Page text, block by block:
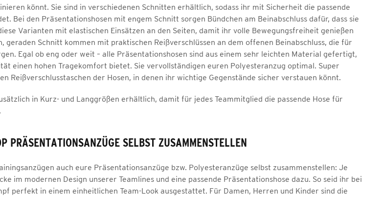
könnt. Sie sind in verschiedenen Schnitten erhältlich, sodass ihr mit Sicherheit die passende
Bei den Präsentationshosen mit engem Schnitt sorgen Bündchen am Beinabschluss dafür, dass sie
Varianten mit elastischen Einsätzen an den Seiten, damit ihr volle Bewegungsfreiheit genießen
geraden Schnitt kommen mit praktischen Reißverschlüssen an dem offenen Beinabschluss, die für
Egal ob eng oder weit – alle Präsentationshosen sind aus einem sehr leichten Material gefertigt,
einen hohen Tragekomfort bietet. Sie vervollständigen euren Polyesteranzug optimal. Super
Reißverschlusstaschen der Hosen, in denen ihr wichtige Gegenstände sicher verstauen könnt.
in Kurz- und Langgrößen erhältlich, damit für jedes Teammitglied die passende Hose für
PRÄSENTATIONSANZÜGE SELBST ZUSAMMENSTELLEN
auch eure Präsentationsanzüge bzw. Polyesteranzüge selbst zusammenstellen: Je
im modernen Design unserer Teamlines und eine passende Präsentationshose dazu. So seid ihr bei
perfekt in einem einheitlichen Team-Look ausgestattet. Für Damen, Herren und Kinder sind die